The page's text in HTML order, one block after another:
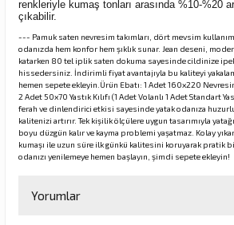
renkleriyle kumaş tonları arasında %10-%20
çıkabilir.
--- Pamuk saten nevresim takımları, dört mevsim
odanızda hem konfor hem şıklık sunar. Jean deseni,
katarken 80 tel iplik saten dokuma sayesinde cildinize
hissedersiniz. İndirimli fiyat avantajıyla bu kaliteyi
hemen sepete ekleyin.Ürün Ebatı: 1 Adet 160x220
2 Adet 50x70 Yastık Kılıfı (1 Adet Volanlı 1 Adet Standart
ferah ve dinlendirici etkisi sayesinde yatak odanıza
kalitenizi artırır. Tek kişilik ölçülere uygun tasarımıyla
boyu düzgün kalır ve kayma problemi yaşatmaz. Kolay
kumaşı ile uzun süre ilk günkü kalitesini koruyarak pratik
odanızı yenilemeye hemen başlayın, şimdi sepete ekleyin!
Yorumlar